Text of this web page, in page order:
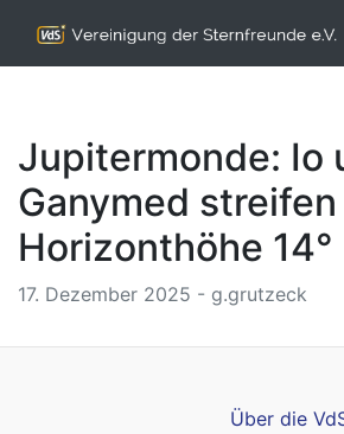
Jupitermonde: Io
Ganymed
Horizonthöhe 14°
17. Dezember 2025 - g.grutzeck
Über die